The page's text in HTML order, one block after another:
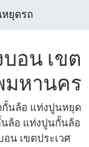
ยุดรถ
อน เขต
มหานคร
กั้นล้อ แท่งปูนหยุด
ล้อ แท่งปูนกั้นล้อ
น เขตประเวศ